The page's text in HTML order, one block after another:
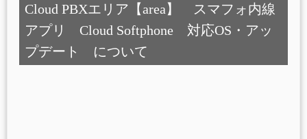
Cloud PBXエリア【area】 スマフォ内線
アプリ Cloud Softphone 対応OS・アッ
プデート について